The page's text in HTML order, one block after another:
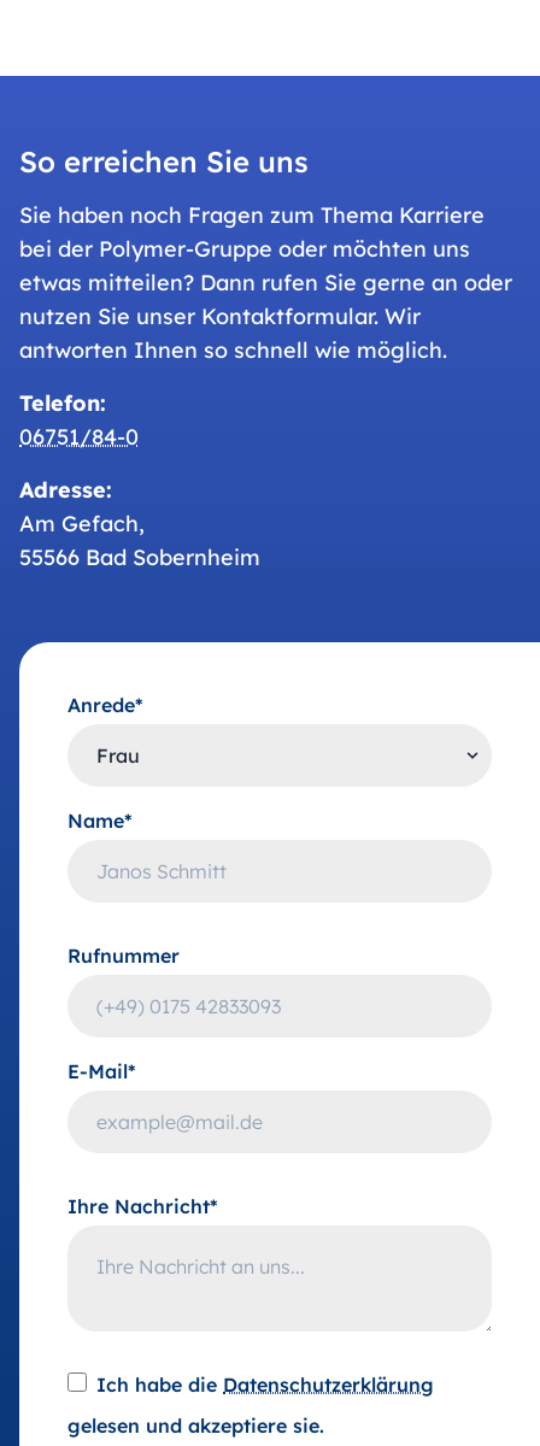
So erreichen Sie uns
Sie haben noch Fragen zum Thema Karriere
bei der Polymer-Gruppe oder möchten uns
etwas mitteilen? Dann rufen Sie gerne an oder
nutzen Sie unser Kontaktformular. Wir
antworten Ihnen so schnell wie möglich.
Telefon:
06751/84-0
Adresse:
Am Gefach,
55566 Bad Sobernheim
Anrede*
Name*
Rufnummer
E-Mail*
Ihre Nachricht*
Ich habe die Datenschutzerklärung
gelesen und akzeptiere sie.